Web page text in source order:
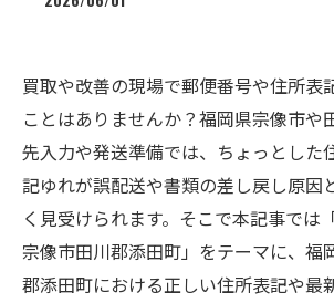
買取や改善の現場で郵便番号や住所表
ことはありませんか？福岡県宗像市や
先入力や発送準備では、ちょっとした
記ゆれが誤配送や書類の差し戻し原因
く見受けられます。そこで本記事では
宗像市田川郡添田町」をテーマに、福
郡添田町における正しい住所表記や最